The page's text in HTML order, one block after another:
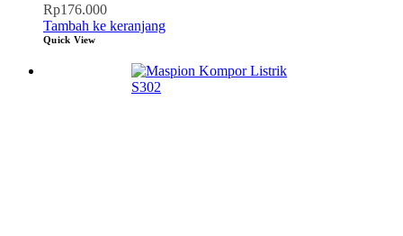
Rp176.000
Tambah ke keranjang
Quick View